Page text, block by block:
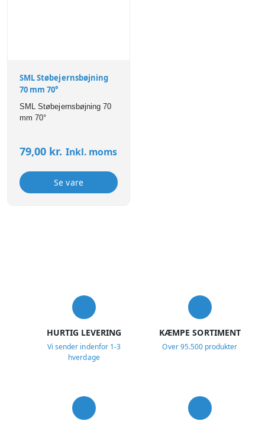
SML Støbejernsbøjning
70 mm 70°
SML Støbejernsbøjning 70
mm 70°
79,00 kr. Inkl. moms
Se vare
HURTIG LEVERING
Vi sender indenfor 1-3
hverdage
KÆMPE SORTIMENT
Over 95.500 produkter